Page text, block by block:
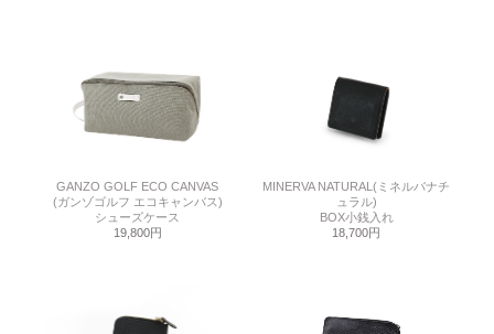
GANZO GOLF ECO CANVAS
(ガンゾゴルフ エコキャンバス)
シューズケース
19,800円
MINERVA NATURAL(ミネルバナチ
ュラル)
BOX小銭入れ
18,700円